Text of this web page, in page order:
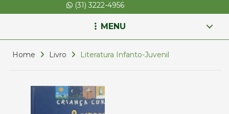
(31) 3222-4956
MENU
Home Livro Literatura Infanto-Juvenil